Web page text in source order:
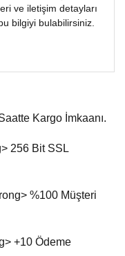
ve iletişim detayları
bilgiyi bulabilirsiniz.
ve diğer